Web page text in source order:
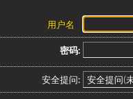
用户名
密码:
安全提问: